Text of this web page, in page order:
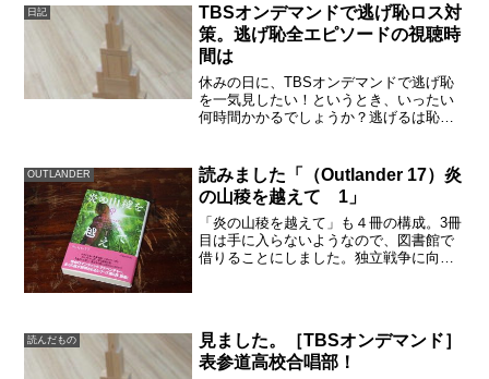
日記
TBSオンデマンドで逃げ恥ロス対
策。逃げ恥全エピソードの視聴時
間は
休みの日に、TBSオンデマンドで逃げ恥
を一気見したい！というとき、いったい
何時間かかるでしょうか？逃げるは恥だ
そのうち、第１話、第10話、第11話（最
終回）の...
OUTLANDER
読みました「（Outlander 17）炎
の山稜を越えて 1」
「炎の山稜を越えて」も４冊の構成。3冊
目は手に入らないようなので、図書館で
借りることにしました。独立戦争に向か
りますが、それにつれて...
読んだもの
見ました。［TBSオンデマンド］
表参道高校合唱部！